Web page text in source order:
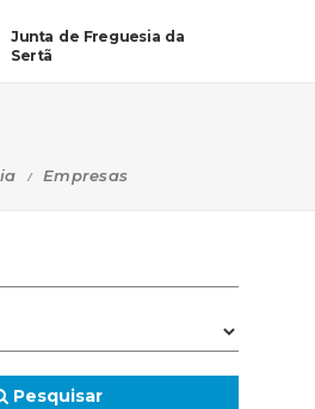
Junta de Freguesia da
Sertã
Empresas
Pesquisar